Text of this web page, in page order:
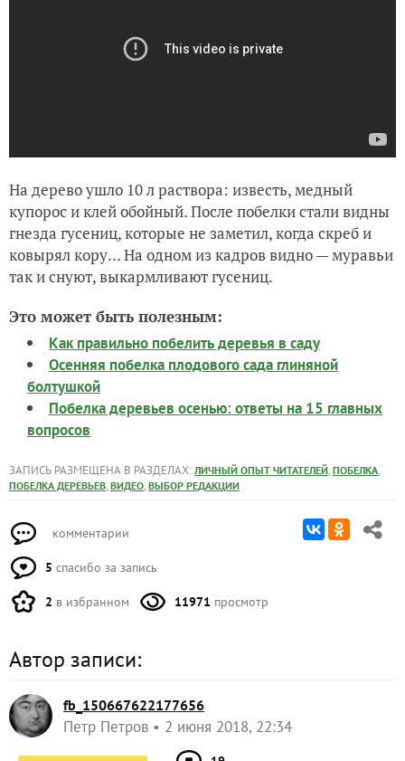
На дерево ушло 10 л раствора: известь, медный
купорос и клей обойный. После побелки стали видны
гнезда гусениц, которые не заметил, когда скреб и
ковырял кору… На одном из кадров видно — муравьи
так и снуют, выкармливают гусениц.
Это может быть полезным:
Как правильно побелить деревья в саду
Осенняя побелка плодового сада глиняной
болтушкой
Побелка деревьев осенью: ответы на 15 главных
вопросов
ЗАПИСЬ РАЗМЕЩЕНА В РАЗДЕЛАХ: ЛИЧНЫЙ ОПЫТ ЧИТАТЕЛЕЙ, ПОБЕЛКА,
ПОБЕЛКА ДЕРЕВЬЕВ, ВИДЕО, ВЫБОР РЕДАКЦИИ
комментарии
5 спасибо за запись
2 в избранном 11971 просмотр
Автор записи:
fb_150667622177656
Петр Петров 2 июня 2018, 22:34